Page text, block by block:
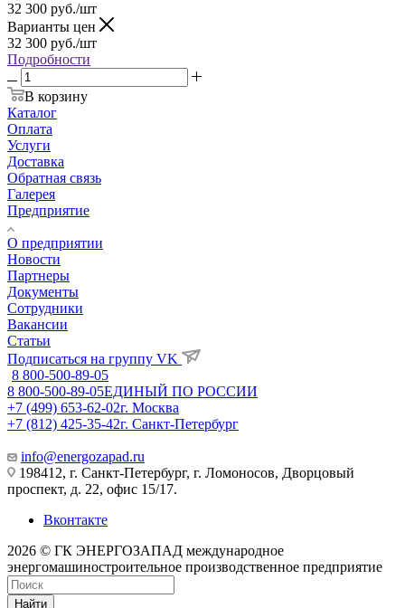
32 300 руб./шт
Варианты цен
32 300 руб./шт
Подробности
В корзину
Каталог
Оплата
Услуги
Доставка
Обратная связь
Галерея
Предприятие
О предприятии
Новости
Партнеры
Документы
Сотрудники
Вакансии
Статьи
Подписаться на группу VK
8 800-500-89-05
8 800-500-89-05ЕДИНЫЙ ПО РОССИИ
+7 (499) 653-62-02г. Москва
+7 (812) 425-35-42г. Санкт-Петербург
info@energozapad.ru
198412, г. Санкт-Петербург, г. Ломоносов, Дворцовый
проспект, д. 22, офис 15/17.
Вконтакте
2026 © ГК ЭНЕРГОЗАПАД международное
энергомашиностроительное производственное предприятие
Найти